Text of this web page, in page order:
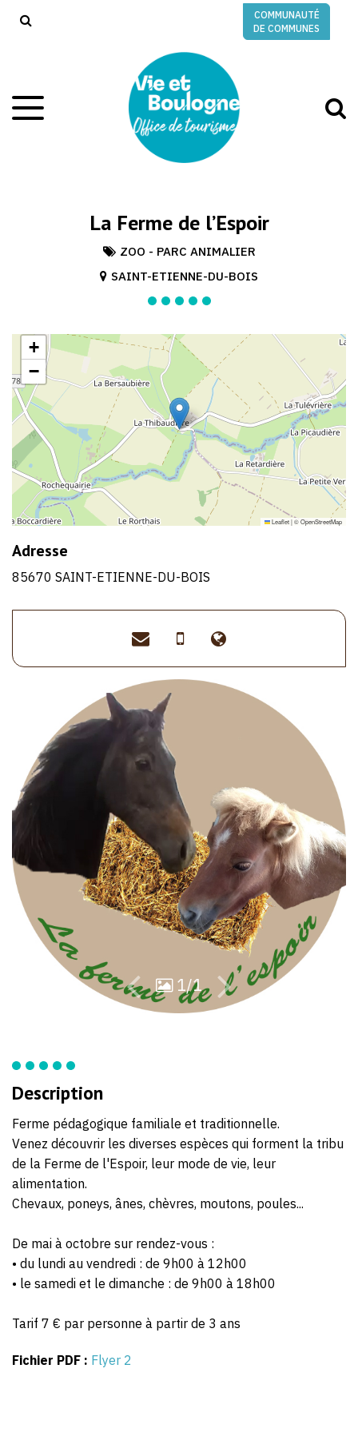
COMMUNAUTÉ
DE COMMUNES
Aller
à
La Ferme de l’Espoir
ZOO - PARC ANIMALIER
SAINT-ETIENNE-DU-BOIS
+
−
Leaflet|©OpenStreetMap
Adresse
85670 SAINT-ETIENNE-DU-BOIS
>06
76
>https://
1/1
Description
Ferme pédagogique familiale et traditionnelle.
Venez découvrir les diverses espèces qui forment la tribu
de la Ferme de l'Espoir, leur mode de vie, leur
alimentation.
Chevaux, poneys, ânes, chèvres, moutons, poules...
De mai à octobre sur rendez-vous :
• du lundi au vendredi : de 9h00 à 12h00
• le samedi et le dimanche : de 9h00 à 18h00
Tarif 7 € par personne à partir de 3 ans
Fichier PDF : Flyer 2